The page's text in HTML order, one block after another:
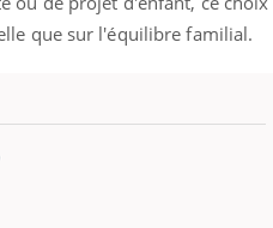
que sur l'équilibre familial.